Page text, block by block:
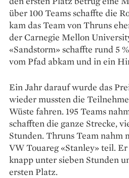
über 100 Teams schaffte die
kam das Team von Thruns
der Carnegie Mellon
«Sandstorm» schaffte rund 5
vom Pfad abkam und in ein
Ein Jahr darauf wurde das
wieder mussten die
Wüste fahren. 195 Teams
schafften die ganze Strecke,
Stunden. Thruns Team
VW Touareg «Stanley» teil.
knapp unter sieben Stunden
ersten Platz.